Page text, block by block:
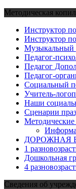
Методическая
Инструктор
Инструктор
Музыкальный
Педагог-
Педагог
Педагог-
Социальный
Учитель-
Наши
Сценарии
ДОРОЖНАЯ
1
Дошкольная
4
Сведения об